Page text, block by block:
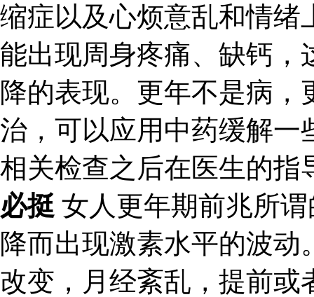
缩症以及心烦意乱和情绪
能出现周身疼痛、缺钙，
降的表现。更年不是病
治，可以应用中药缓解一
相关检查之后在医生的
必挺 女人更年期前兆所
降而出现激素水平的波
改变，月经紊乱，提前或